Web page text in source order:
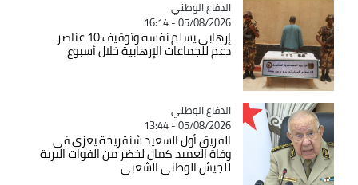
Catégorie
الدفاع الوطني
05/08/2026 - 16:14
إرهابي يسلم نفسه وتوقيف 10 عناصر
دعم للجماعات الإرهابية خلال أسبوع
Catégorie
الدفاع الوطني
05/08/2026 - 13:44
الفريق أول السعيد شنقريحة يعزي في
وفاة العميد كمال لخضر من القوات البرية
للجيش الوطني الشعبي